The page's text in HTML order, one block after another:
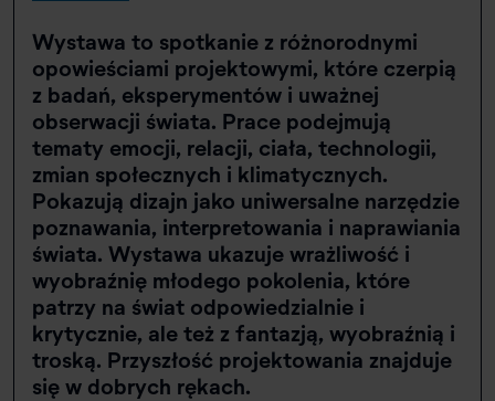
Wystawa to spotkanie z różnorodnymi
opowieściami projektowymi, które czerpią
z badań, eksperymentów i uważnej
obserwacji świata. Prace podejmują
tematy emocji, relacji, ciała, technologii,
zmian społecznych i klimatycznych.
Pokazują dizajn jako uniwersalne narzędzie
poznawania, interpretowania i naprawiania
świata. Wystawa ukazuje wrażliwość i
wyobraźnię młodego pokolenia, które
patrzy na świat odpowiedzialnie i
krytycznie, ale też z fantazją, wyobraźnią i
troską. Przyszłość projektowania znajduje
się w dobrych rękach.